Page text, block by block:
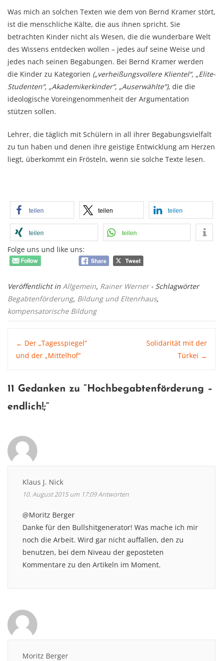
Was mich an solchen Texten wie dem von Bernd Kramer stört,
ist die menschliche Kälte, die aus ihnen spricht. Sie
betrachten Kinder nicht als Wesen, die die wunderbare Welt
des Wissens entdecken wollen – jedes auf seine Weise und
jedes nach seinen Begabungen. Bei Bernd Kramer werden
die Kinder zu Kategorien („verheißungsvollere Klientel“, „Elite-
Studenten“, „Akademikerkinder“, „Auserwählte“), die die
ideologische Voreingenommenheit der Argumentation
stützen sollen.
Lehrer, die täglich mit Schülern in all ihrer Begabungsvielfalt
zu tun haben und denen ihre geistige Entwicklung am Herzen
liegt, überkommt ein Frösteln, wenn sie solche Texte lesen.
teilen teilen teilen
teilen teilen
Folge uns und like uns:
Veröffentlicht in Allgemein, Rainer Werner - Schlagwörter
Begabtenförderung, Bildung und Eltenrhaus,
kompensatorische Bildung
Post
← Der „Tagesspiegel“
und der „Mittelhof“
Solidarität mit der
Türkei →
11 Gedanken zu “ Hochbegabtenförderung –
endlich!;”
Klaus J. Nick
10. August 2015 um 17:09Antworten
@Moritz Berger
Danke für den Bullshitgenerator! Was mache ich mir
noch die Arbeit. Wird gar nicht auffallen, den zu
benutzen, bei dem Niveau der geposteten
Kommentare zu den Artikeln im Moment.
Moritz Berger